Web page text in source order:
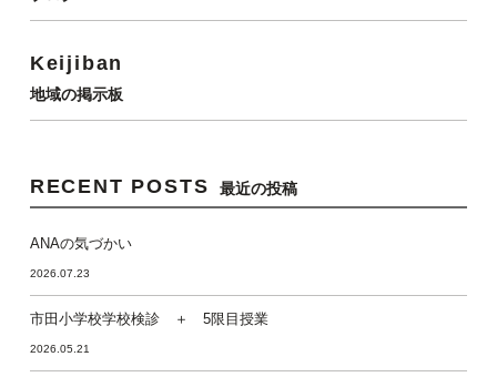
Keijiban
地域の掲示板
RECENT POSTS 最近の投稿
ANAの気づかい
2026.07.23
市田小学校学校検診 ＋ 5限目授業
2026.05.21